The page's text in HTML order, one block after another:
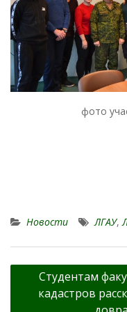
фото
Новости ЛГАУ,
Навигация
Студентам
кадастров